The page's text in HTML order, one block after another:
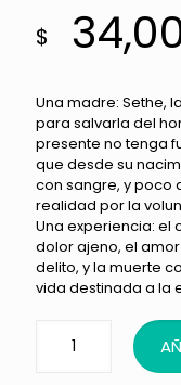
$
Una madre: Sethe,
para salvarla del
presente no tenga
que desde su
con sangre, y poco
realidad por la
Una experiencia: el
dolor ajeno, el
delito, y la muerte
vida destinada a la